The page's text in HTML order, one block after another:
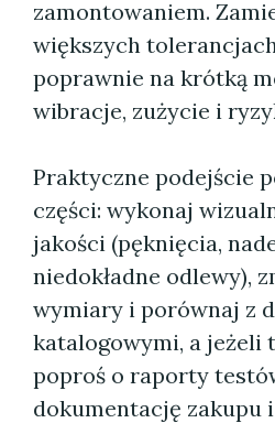
zamontowaniem.
większych
poprawnie na krótką
wibracje, zużycie i
Praktyczne podejście
części: wykonaj
jakości (pęknięcia,
niedokładne odlewy),
wymiary i porównaj z
katalogowymi, a jeżeli
poproś o raporty
dokumentację